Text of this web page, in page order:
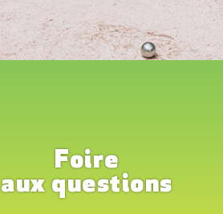
Foire
aux questions